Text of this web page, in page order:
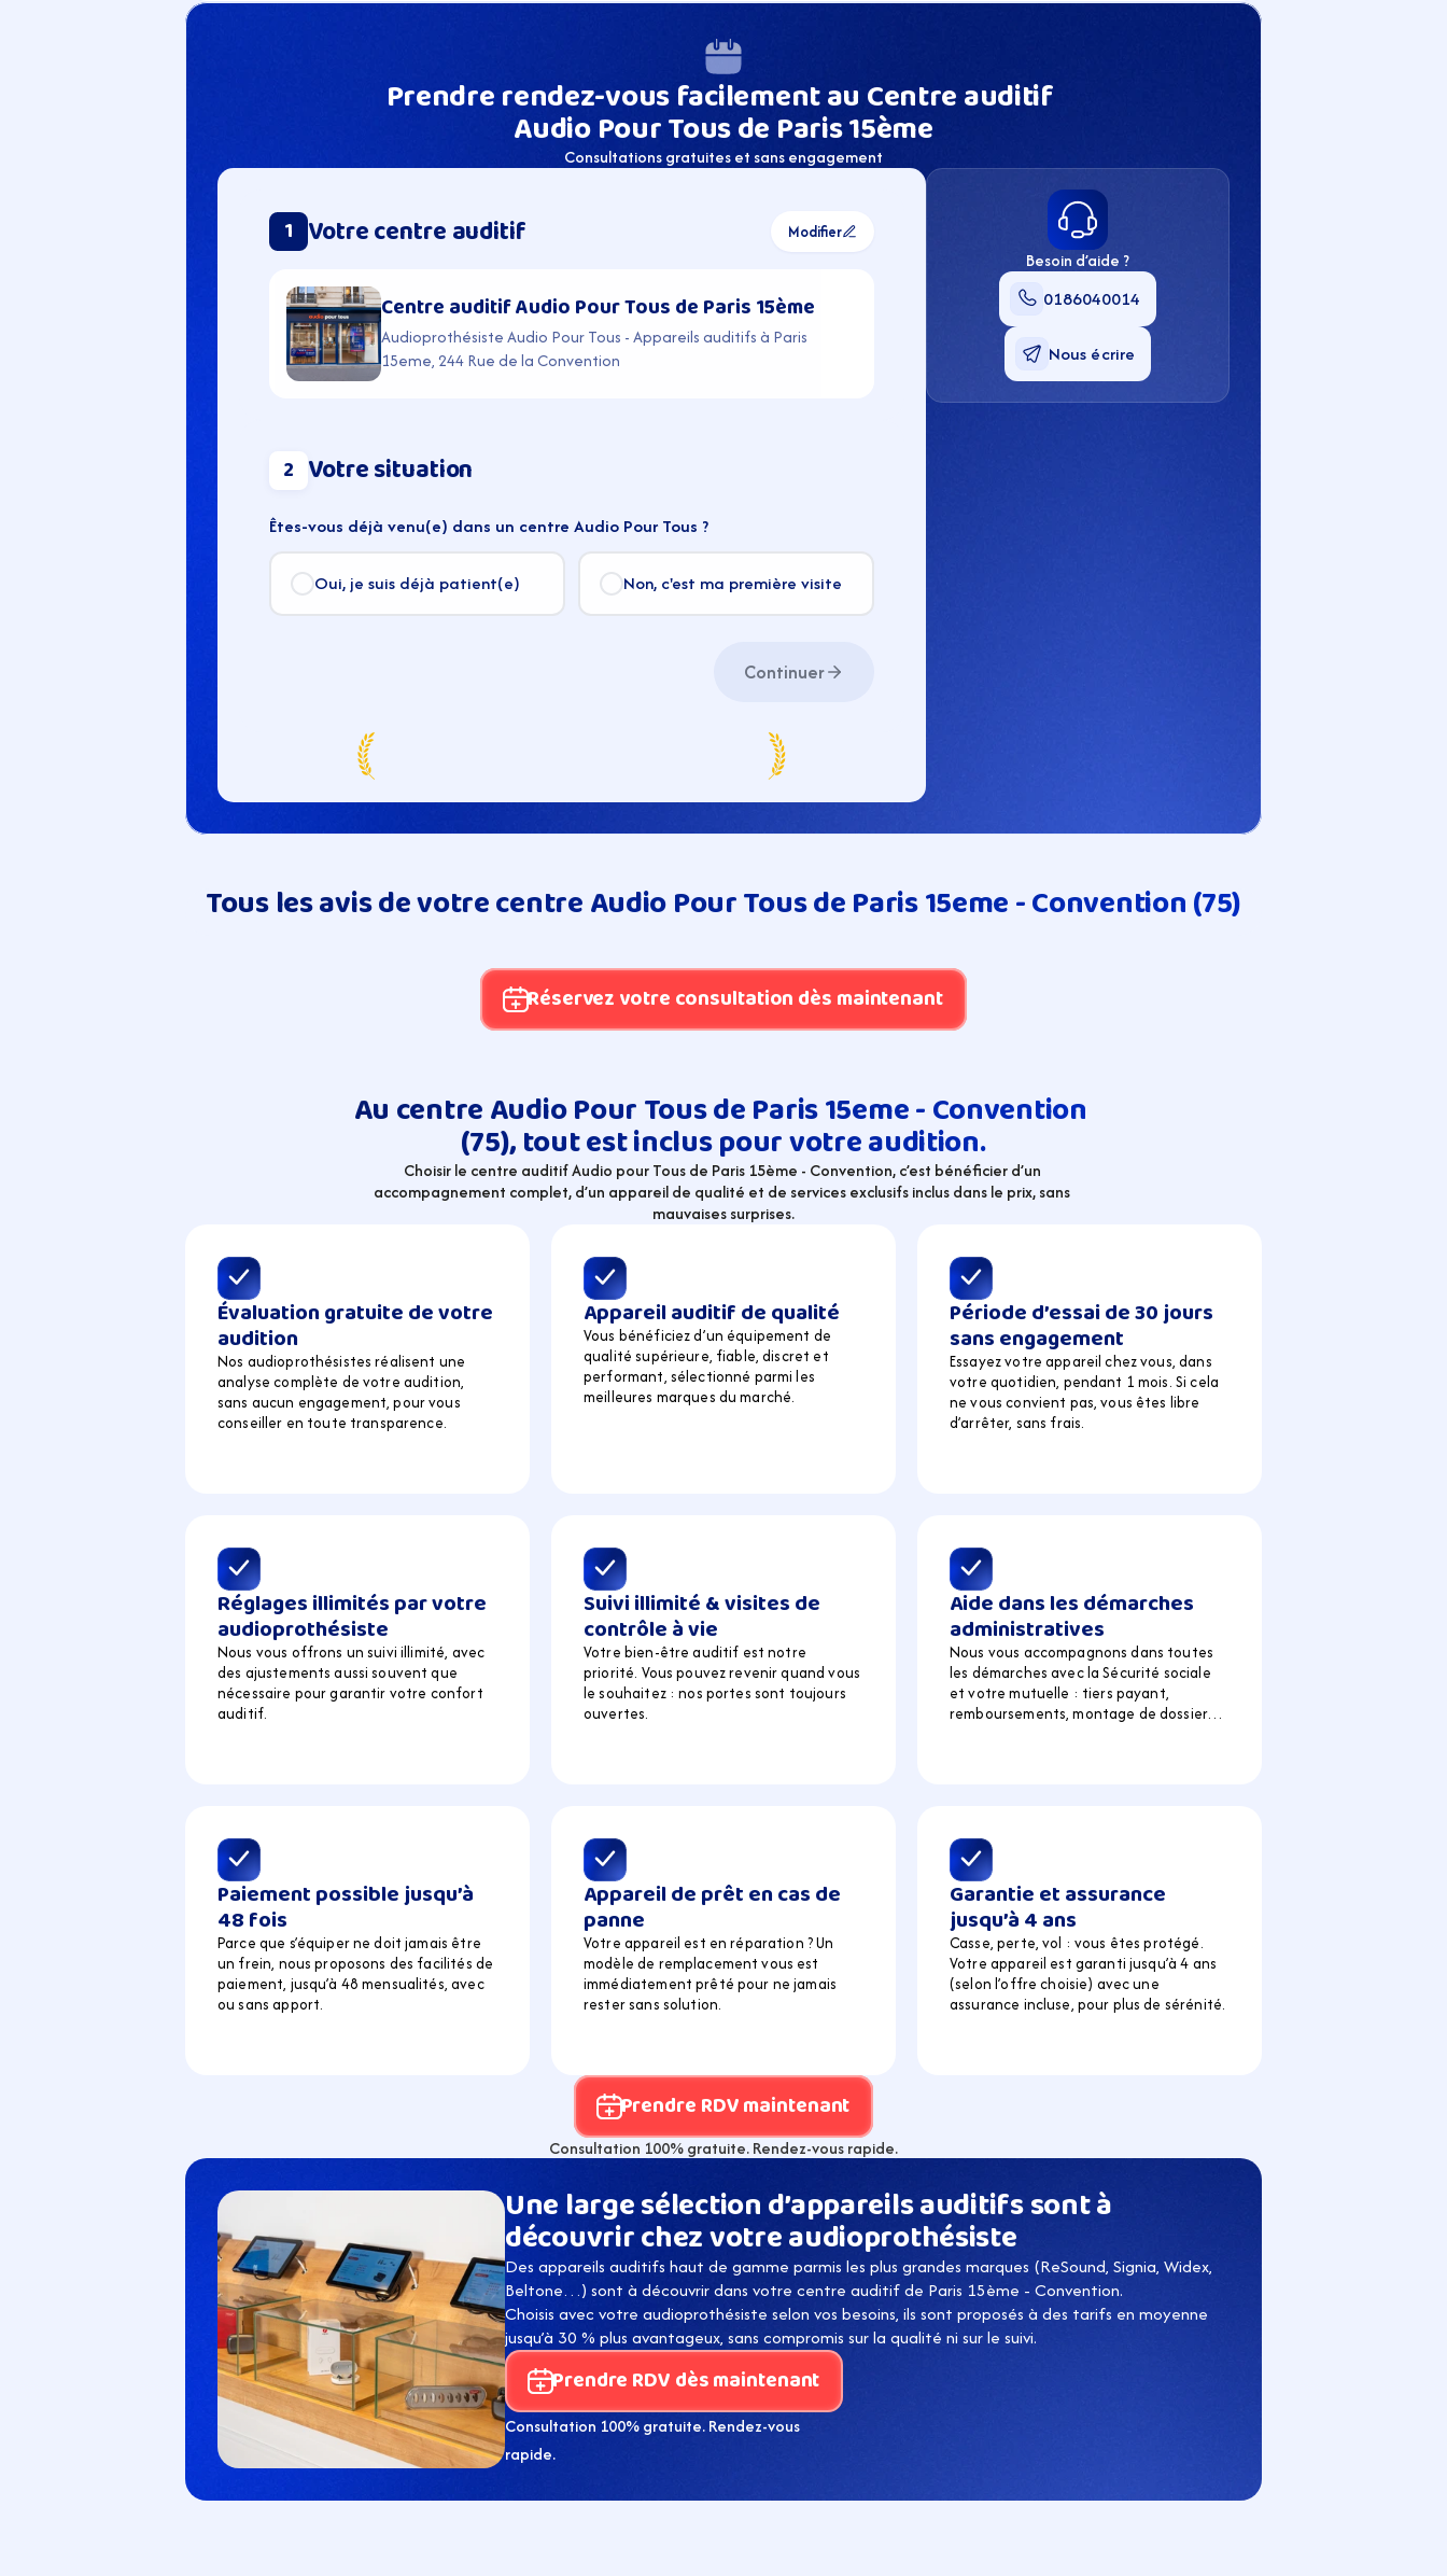
Prendre rendez-vous facilement au Centre auditif
Audio Pour Tous de Paris 15ème
Consultations gratuites et sans engagement
1 Votre centre auditif Modifier
Centre auditif Audio Pour Tous de Paris 15ème
Audioprothésiste Audio Pour Tous - Appareils auditifs à Paris
15eme, 244 Rue de la Convention
2 Votre situation
Êtes-vous déjà venu(e) dans un centre Audio Pour Tous ?
Oui, je suis déjà patient(e) Non, c'est ma première visite
Continuer
Besoin d’aide ?
0186040014
Nous écrire
Tous les avis de votre centre Audio Pour Tous de Paris 15eme - Convention (75)
Réservez votre consultation dès maintenant
Au centre Audio Pour Tous de Paris 15eme - Convention
(75), tout est inclus pour votre audition.
Choisir le centre auditif Audio pour Tous de Paris 15ème - Convention, c’est bénéficier d’un
accompagnement complet, d’un appareil de qualité et de services exclusifs inclus dans le prix, sans
mauvaises surprises.
Évaluation gratuite de votre
audition
Nos audioprothésistes réalisent une
analyse complète de votre audition,
sans aucun engagement, pour vous
conseiller en toute transparence.
Appareil auditif de qualité
Vous bénéficiez d’un équipement de
qualité supérieure, fiable, discret et
performant, sélectionné parmi les
meilleures marques du marché.
Période d’essai de 30 jours
sans engagement
Essayez votre appareil chez vous, dans
votre quotidien, pendant 1 mois. Si cela
ne vous convient pas, vous êtes libre
d’arrêter, sans frais.
Réglages illimités par votre
audioprothésiste
Nous vous offrons un suivi illimité, avec
des ajustements aussi souvent que
nécessaire pour garantir votre confort
auditif.
Suivi illimité & visites de
contrôle à vie
Votre bien-être auditif est notre
priorité. Vous pouvez revenir quand vous
le souhaitez : nos portes sont toujours
ouvertes.
Aide dans les démarches
administratives
Nous vous accompagnons dans toutes
les démarches avec la Sécurité sociale
et votre mutuelle : tiers payant,
remboursements, montage de dossier…
Paiement possible jusqu’à
48 fois
Parce que s’équiper ne doit jamais être
un frein, nous proposons des facilités de
paiement, jusqu’à 48 mensualités, avec
ou sans apport.
Appareil de prêt en cas de
panne
Votre appareil est en réparation ? Un
modèle de remplacement vous est
immédiatement prêté pour ne jamais
rester sans solution.
Garantie et assurance
jusqu’à 4 ans
Casse, perte, vol : vous êtes protégé.
Votre appareil est garanti jusqu’à 4 ans
(selon l’offre choisie) avec une
assurance incluse, pour plus de sérénité.
Prendre RDV maintenant
Consultation 100% gratuite. Rendez-vous rapide.
Une large sélection d’appareils auditifs sont à
découvrir chez votre audioprothésiste
Des appareils auditifs haut de gamme parmis les plus grandes marques (ReSound, Signia, Widex,
Beltone…) sont à découvrir dans votre centre auditif de Paris 15ème - Convention.
Choisis avec votre audioprothésiste selon vos besoins, ils sont proposés à des tarifs en moyenne
jusqu’à 30 % plus avantageux, sans compromis sur la qualité ni sur le suivi.
Prendre RDV dès maintenant
Consultation 100% gratuite. Rendez-vous
rapide.